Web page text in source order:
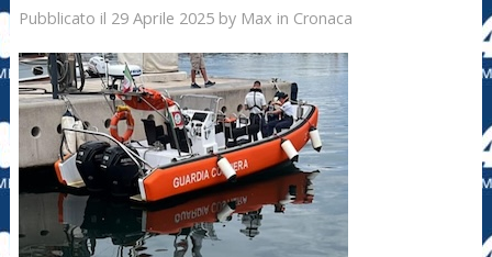
Pubblicato il 29 Aprile 2025by Max in Cronaca